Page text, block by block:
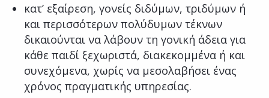
κατ’ εξαίρεση, γονείς διδύμων, τριδύμων ή
και περισσότερων πολύδυμων τέκνων
δικαιούνται να λάβουν τη γονική άδεια για
κάθε παιδί ξεχωριστά, διακεκομμένα ή και
συνεχόμενα, χωρίς να μεσολαβήσει ένας
χρόνος πραγματικής υπηρεσίας.